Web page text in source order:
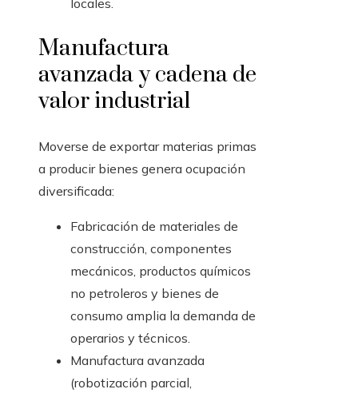
locales.
Manufactura
avanzada y cadena de
valor industrial
Moverse de exportar materias primas
a producir bienes genera ocupación
diversificada:
Fabricación de materiales de
construcción, componentes
mecánicos, productos químicos
no petroleros y bienes de
consumo amplia la demanda de
operarios y técnicos.
Manufactura avanzada
(robotización parcial,